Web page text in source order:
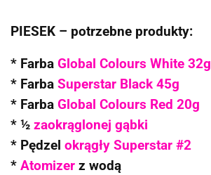
PIESEK – potrzebne produkty:
* Farba Global Colours White 32g
* Farba Superstar Black 45g
* Farba Global Colours Red 20g
* ½ zaokrąglonej gąbki
* Pędzel okrągły Superstar #2
* Atomizer z wodą